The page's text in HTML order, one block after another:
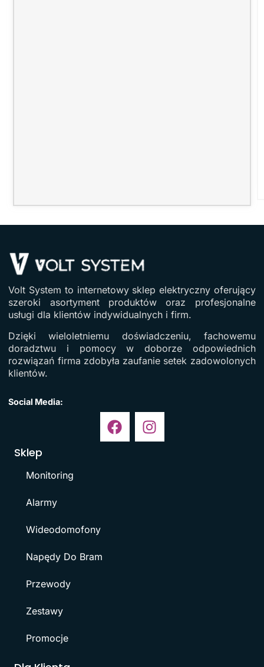
Volt System to internetowy sklep elektryczny oferujący
szeroki asortyment produktów oraz profesjonalne
usługi dla klientów indywidualnych i firm.
Dzięki wieloletniemu doświadczeniu, fachowemu
doradztwu i pomocy w doborze odpowiednich
rozwiązań firma zdobyła zaufanie setek zadowolonych
klientów.
Social Media:
Sklep
Monitoring
Alarmy
Wideodomofony
Napędy Do Bram
Przewody
Zestawy
Promocje